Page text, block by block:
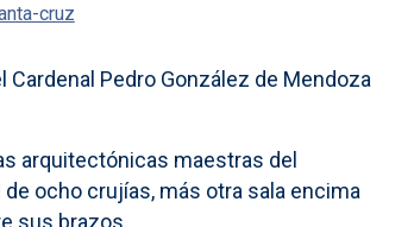
cruz
Pedro González de Mendoza
arquitectónicas maestras del
ocho crujías, más otra sala encima
sus brazos.